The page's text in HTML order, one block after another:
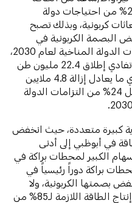
الكهربائية سنوياً، أي ما يصل إلى 25% من احتياجات دولة
كربونية، وبذلك تصبح
الكربونية في
الدولة والمنطقة، ما يدعم التزامات الدولة المناخية لعام 2030،
فهذه المحطات تمكِّن الدولة من تفادي إطلاق 22.4 مليون طن
من الانبعاثات الكربونية كلَّ عام، أي ما يعادل إزالة 4.8 ملايين
سيارة من الطرق سنوياً، وهذا يشكِّل 24% من التزامات الدولة
كبيرة متعددة، حيث انخفض
في أبوظبي إلى أدنى
الإسهام الكبير لمحطات براكة في
براكة دوراً رئيسياً في
بصمتها الكربونية، ولا
سيما أنَّ محطات براكة تسهم في إنتاج الطاقة اللازمة لـ85% من